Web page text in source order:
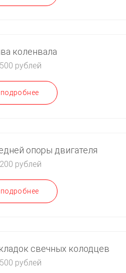
коленвала
рублей
опоры двигателя
рублей
свечных колодцев
рублей